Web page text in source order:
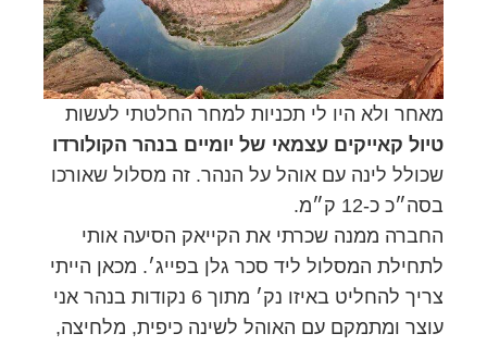
מאחר ולא היו לי תכניות למחר החלטתי לעשות
טיול קאייקים עצמאי של יומיים בנהר הקולורדו
שכולל לינה עם אוהל על הנהר. זה מסלול שאורכו
בסה״כ כ-12 ק״מ.
החברה ממנה שכרתי את הקייאק הסיעה אותי
לתחילת המסלול ליד סכר גלן בפייג׳. מכאן הייתי
צריך להחליט באיזו נק׳ מתוך 6 נקודות בנהר אני
עוצר ומתמקם עם האוהל לשינה כיפית, מלחיצה,